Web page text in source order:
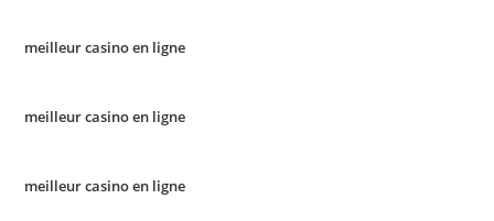
meilleur casino en ligne
meilleur casino en ligne
meilleur casino en ligne